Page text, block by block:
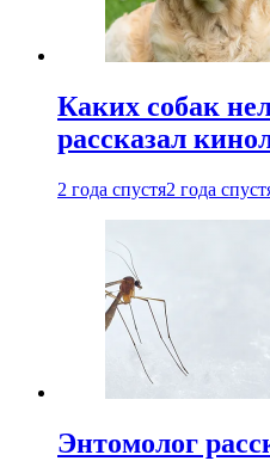
Каких собак
рассказал
2 года спустя2 года
Энтомолог